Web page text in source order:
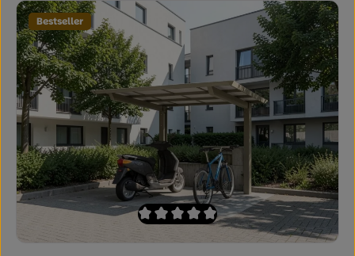
Bestseller
Durchschnittliche Bewertung von 0